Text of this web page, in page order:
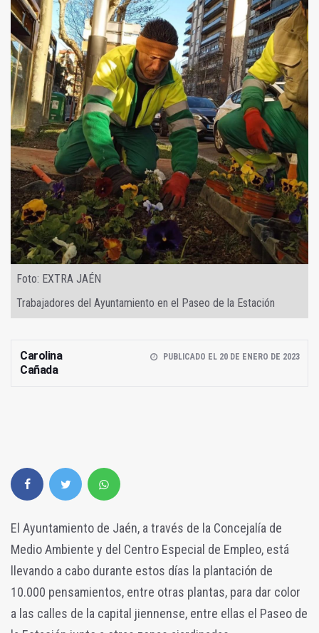
Foto: EXTRA JAÉN
Trabajadores del Ayuntamiento en el Paseo de la Estación
Carolina
Cañada
PUBLICADO EL 20 DE ENERO DE 2023
El Ayuntamiento de Jaén, a través de la Concejalía de
Medio Ambiente y del Centro Especial de Empleo, está
llevando a cabo durante estos días la plantación de
10.000 pensamientos, entre otras plantas, para dar color
a las calles de la capital jiennense, entre ellas el Paseo de